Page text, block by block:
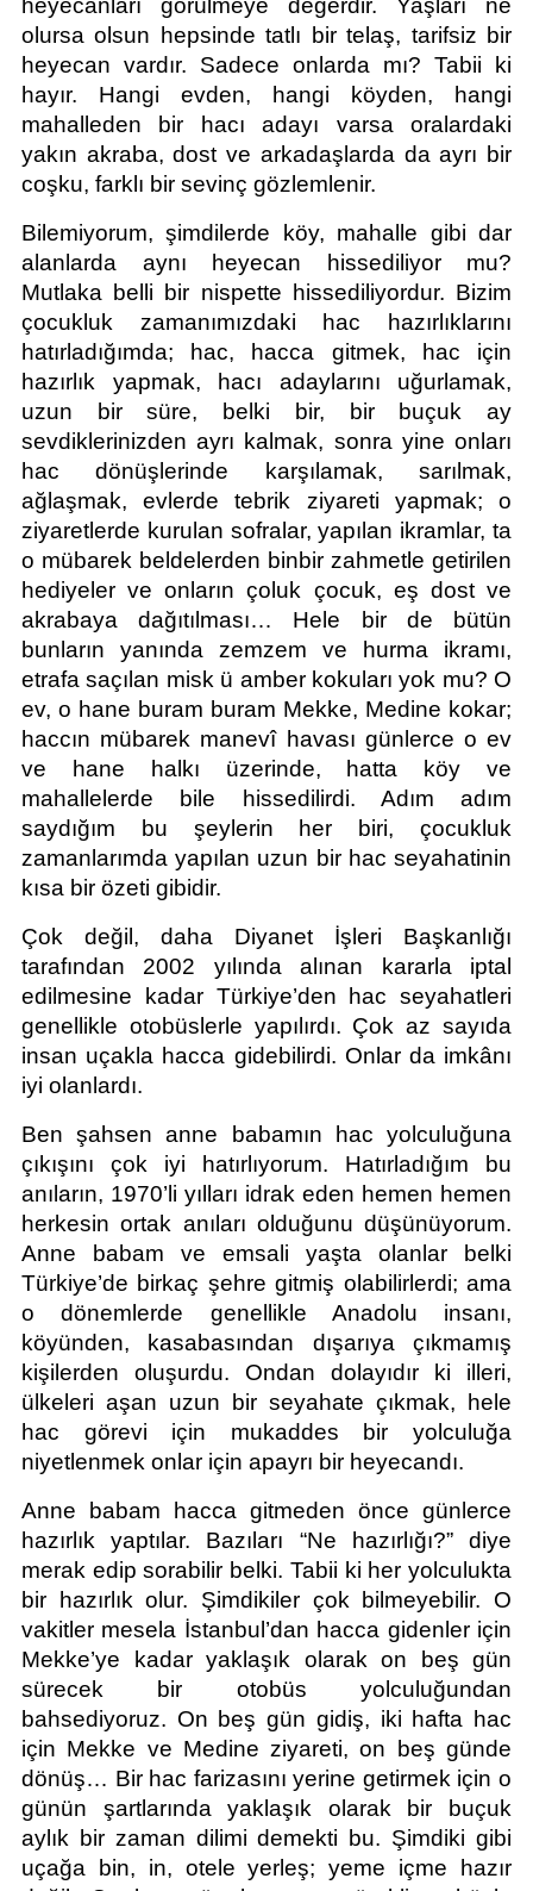
heyecanları görülmeye değerdir. Yaşları ne
olursa olsun hepsinde tatlı bir telaş, tarifsiz bir
heyecan vardır. Sadece onlarda mı? Tabii ki
hayır. Hangi evden, hangi köyden, hangi
mahalleden bir hacı adayı varsa oralardaki
yakın akraba, dost ve arkadaşlarda da ayrı bir
coşku, farklı bir sevinç gözlemlenir.
Bilemiyorum, şimdilerde köy, mahalle gibi dar
alanlarda aynı heyecan hissediliyor mu?
Mutlaka belli bir nispette hissediliyordur. Bizim
çocukluk zamanımızdaki hac hazırlıklarını
hatırladığımda; hac, hacca gitmek, hac için
hazırlık yapmak, hacı adaylarını uğurlamak,
uzun bir süre, belki bir, bir buçuk ay
sevdiklerinizden ayrı kalmak, sonra yine onları
hac dönüşlerinde karşılamak, sarılmak,
ağlaşmak, evlerde tebrik ziyareti yapmak; o
ziyaretlerde kurulan sofralar, yapılan ikramlar, ta
o mübarek beldelerden binbir zahmetle getirilen
hediyeler ve onların çoluk çocuk, eş dost ve
akrabaya dağıtılması… Hele bir de bütün
bunların yanında zemzem ve hurma ikramı,
etrafa saçılan misk ü amber kokuları yok mu? O
ev, o hane buram buram Mekke, Medine kokar;
haccın mübarek manevî havası günlerce o ev
ve hane halkı üzerinde, hatta köy ve
mahallelerde bile hissedilirdi. Adım adım
saydığım bu şeylerin her biri, çocukluk
zamanlarımda yapılan uzun bir hac seyahatinin
kısa bir özeti gibidir.
Çok değil, daha Diyanet İşleri Başkanlığı
tarafından 2002 yılında alınan kararla iptal
edilmesine kadar Türkiye’den hac seyahatleri
genellikle otobüslerle yapılırdı. Çok az sayıda
insan uçakla hacca gidebilirdi. Onlar da imkânı
iyi olanlardı.
Ben şahsen anne babamın hac yolculuğuna
çıkışını çok iyi hatırlıyorum. Hatırladığım bu
anıların, 1970’li yılları idrak eden hemen hemen
herkesin ortak anıları olduğunu düşünüyorum.
Anne babam ve emsali yaşta olanlar belki
Türkiye’de birkaç şehre gitmiş olabilirlerdi; ama
o dönemlerde genellikle Anadolu insanı,
köyünden, kasabasından dışarıya çıkmamış
kişilerden oluşurdu. Ondan dolayıdır ki illeri,
ülkeleri aşan uzun bir seyahate çıkmak, hele
hac görevi için mukaddes bir yolculuğa
niyetlenmek onlar için apayrı bir heyecandı.
Anne babam hacca gitmeden önce günlerce
hazırlık yaptılar. Bazıları “Ne hazırlığı?” diye
merak edip sorabilir belki. Tabii ki her yolculukta
bir hazırlık olur. Şimdikiler çok bilmeyebilir. O
vakitler mesela İstanbul’dan hacca gidenler için
Mekke’ye kadar yaklaşık olarak on beş gün
sürecek bir otobüs yolculuğundan
bahsediyoruz. On beş gün gidiş, iki hafta hac
için Mekke ve Medine ziyareti, on beş günde
dönüş… Bir hac farizasını yerine getirmek için o
günün şartlarında yaklaşık olarak bir buçuk
aylık bir zaman dilimi demekti bu. Şimdiki gibi
uçağa bin, in, otele yerleş; yeme içme hazır